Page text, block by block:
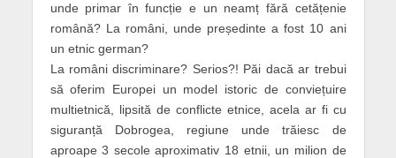
unde primar în funcție e un neamț fără cetățenie
română? La români, unde președinte a fost 10 ani
un etnic german?
La români discriminare? Serios?! Păi dacă ar trebui
să oferim Europei un model istoric de conviețuire
multietnică, lipsită de conflicte etnice, acela ar fi cu
siguranță Dobrogea, regiune unde trăiesc de
aproape 3 secole aproximativ 18 etnii, un milion de